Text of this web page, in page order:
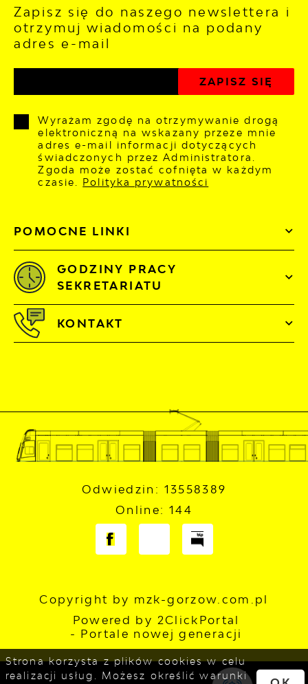
POMOCNE LINKI
Zapisz się do naszego newslettera i
otrzymuj wiadomości na podany
adres e-mail
Wyrażam zgodę na otrzymywanie drogą
elektroniczną na wskazany przeze mnie
adres e-mail informacji dotyczących
świadczonych przez Administratora.
Zgoda może zostać cofnięta w każdym
czasie. Polityka prywatności
GODZINY PRACY
SEKRETARIATU
KONTAKT
Odwiedzin: 13558389
Online: 144
Copyright by mzk-gorzow.com.pl
Powered by 2ClickPortal
- Portale nowej generacji
Strona korzysta z plików cookies w celu
realizacji usług. Możesz określić warunki